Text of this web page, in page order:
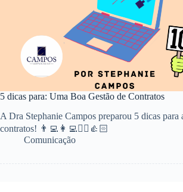
5 dicas para: Uma Boa Gestão de Contratos
A Dra Stephanie Campos preparou 5 dicas para
contratos! 👨‍💻👩‍💻👱‍♀️👍🏻
Comunicação